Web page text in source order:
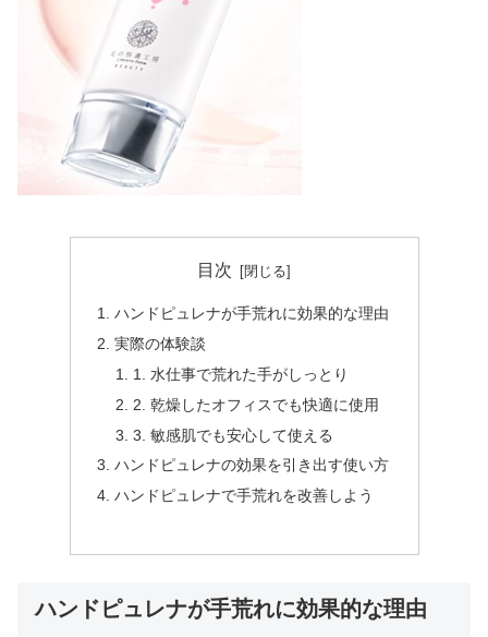
目次
ハンドピュレナが手荒れに効果的な理由
実際の体験談
1. 水仕事で荒れた手がしっとり
2. 乾燥したオフィスでも快適に使用
3. 敏感肌でも安心して使える
ハンドピュレナの効果を引き出す使い方
ハンドピュレナで手荒れを改善しよう
ハンドピュレナが手荒れに効果的な理由